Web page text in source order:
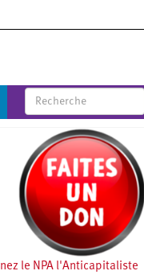
le NPA l'Anticapitaliste